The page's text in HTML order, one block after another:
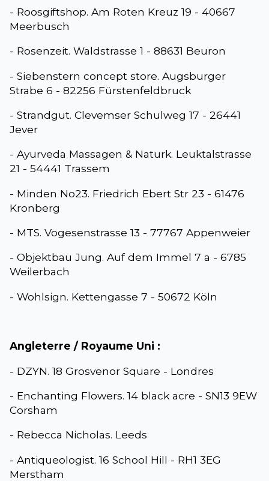
- Roosgiftshop. Am Roten Kreuz 19 - 40667
Meerbusch
- Rosenzeit. Waldstrasse 1 - 88631 Beuron
- Siebenstern concept store. Augsburger
Strabe 6 - 82256 Fürstenfeldbruck
- Strandgut. Clevemser Schulweg 17 - 26441
Jever
- Ayurveda Massagen & Naturk. Leuktalstrasse
21 - 54441 Trassem
- Minden No23. Friedrich Ebert Str 23 - 61476
Kronberg
- MTS. Vogesenstrasse 13 - 77767 Appenweier
- Objektbau Jung. Auf dem Immel 7 a - 6785
Weilerbach
- Wohlsign. Kettengasse 7 - 50672 Köln
Angleterre / Royaume Uni :
- DZYN. 18 Grosvenor Square - Londres
- Enchanting Flowers. 14 black acre - SN13 9EW
Corsham
- Rebecca Nicholas. Leeds
- Antiqueologist. 16 School Hill - RH1 3EG
Merstham